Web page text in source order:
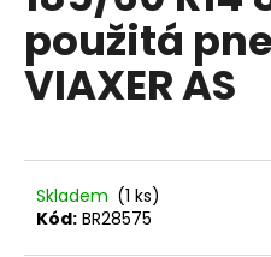
5
hvězdiček.
použitá
VIAXER AS
Skladem (1 ks)
Kód: BR28575
a
j
í
?